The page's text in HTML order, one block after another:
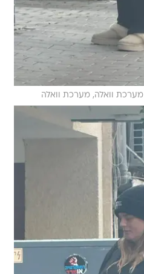
מערכת וואלה, מערכת וואלה